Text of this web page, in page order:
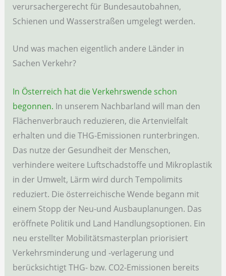
verursachergerecht für Bundesautobahnen,
Schienen und Wasserstraßen umgelegt werden.
Und was machen eigentlich andere Länder in
Sachen Verkehr?
In Österreich hat die Verkehrswende schon
begonnen. In unserem Nachbarland will man den
Flächenverbrauch reduzieren, die Artenvielfalt
erhalten und die THG-Emissionen runterbringen.
Das nutze der Gesundheit der Menschen,
verhindere weitere Luftschadstoffe und Mikroplastik
in der Umwelt, Lärm wird durch Tempolimits
reduziert. Die österreichische Wende begann mit
einem Stopp der Neu-und Ausbauplanungen. Das
eröffnete Politik und Land Handlungsoptionen. Ein
neu erstellter Mobilitätsmasterplan priorisiert
Verkehrsminderung und -verlagerung und
berücksichtigt THG- bzw. CO2-Emissionen bereits